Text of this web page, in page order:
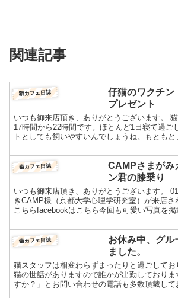
関連記事
猫カフェ日誌
仔猫のワクチ
プレゼント
いつも御来店頂き、ありがとうございます。
17時間から22時間です。ほとんど1日寝て過ご
トとしても飼いやすいんでしょうね。もともと
猫カフェ日誌
CAMPさまがみ
ン君の膝乗り
いつも御来店頂き、ありがとうございます。
きCAMP様（京都大学心理学研究室）が来店さ
こちらfacebookはこちら今回も可愛い写真を
猫カフェ日誌
お休み中、グル
ました。
猫スタッフは相変わらずまったりと過ごしてお
猫の世話がありますので誰かが出勤しておりま
すか？」とお問い合わせの電話も多数頂戴し